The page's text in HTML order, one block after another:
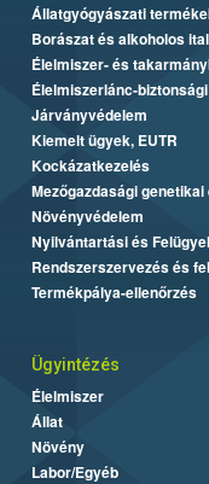
Állatgyógyászati
Borászat és alkoholos
Élelmiszer- és
Élelmiszerlánc-
Járványvédelem
Kiemelt ügyek, EUTR
Kockázatkezelés
Mezőgazdasági
Növényvédelem
Nyilvántartási és
Rendszerszervezés és
Termékpálya-ellenőrzés
Ügyintézés
Élelmiszer
Állat
Növény
Labor/Egyéb